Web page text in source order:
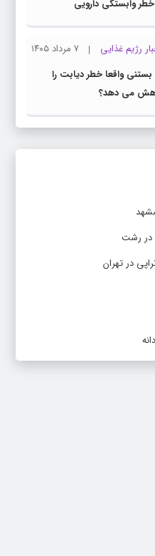
خطر وابستگی دارویی
رژیم غذایی
۷ مرداد ۱۴۰۵
بستنی واقعا خطر دیابت را
می دهد؟
در رشت
در تهران